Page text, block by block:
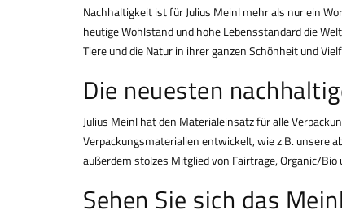
Nachhaltigkeit ist für Julius Meinl mehr als nur ein
heutige Wohlstand und hohe Lebensstandard die
Tiere und die Natur in ihrer ganzen Schönheit und
Die neuesten
Julius Meinl hat den Materialeinsatz für alle
Verpackungsmaterialien entwickelt, wie z.B. unsere
außerdem stolzes Mitglied von Fairtrage, Organic/Bio
Sehen Sie sich das